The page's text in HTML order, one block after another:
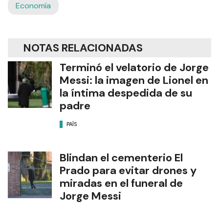
Economía
NOTAS RELACIONADAS
Terminó el velatorio de Jorge
Messi: la imagen de Lionel en
la íntima despedida de su
padre
PAÍS
Blindan el cementerio El
Prado para evitar drones y
miradas en el funeral de
Jorge Messi